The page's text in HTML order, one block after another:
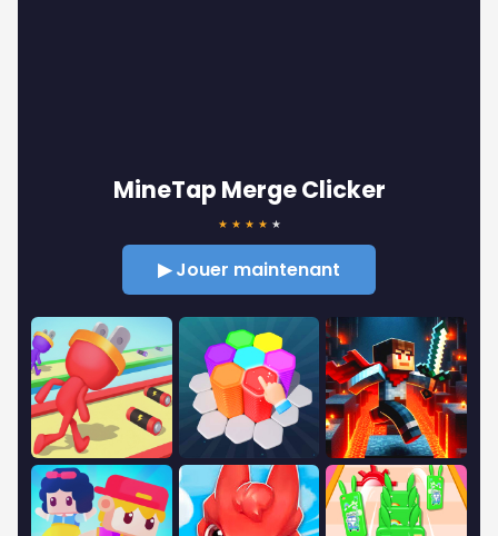
MineTap Merge Clicker
★ ★ ★ ★ ★
▶ Jouer maintenant